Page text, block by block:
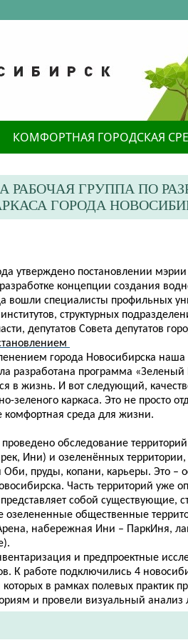
КОМФОРТНАЯ ГОРОДСКАЯ
ГРУППА ПО
ГОРОДА
утверждено постановлении
концепции создания
вошли специалисты профильных
структурных
депутатов Совета депутатов
города Новосибирска
разработана программа «Зеленый
в жизнь. И вот следующий,
зеленого каркаса. Это не просто
комфортная среда для жизни.
обследование
Ини) и озеленённых территории,
пруды, копани, карьеры. Это –
Часть территорий уже
представляет собой существующие,
озелененные общественные
набережная Ини – ПаркИня,
и предпроектные
К работе подключились 4
которых в рамках полевых практик
и провели визуальный анализ